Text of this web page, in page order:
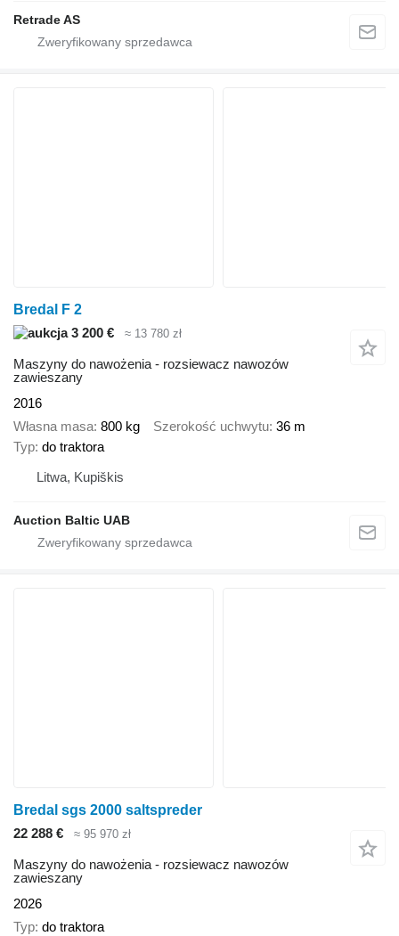
Retrade AS
Bredal F 2
3 200 €
≈ 13 780 zł
Maszyny do nawożenia - rozsiewacz nawozów
zawieszany
2016
Własna masa 800 kg Szerokość uchwytu 36 m
Typ do traktora
Litwa, Kupiškis
Auction Baltic UAB
Bredal sgs 2000 saltspreder
22 288 €
≈ 95 970 zł
Maszyny do nawożenia - rozsiewacz nawozów
zawieszany
2026
Typ do traktora